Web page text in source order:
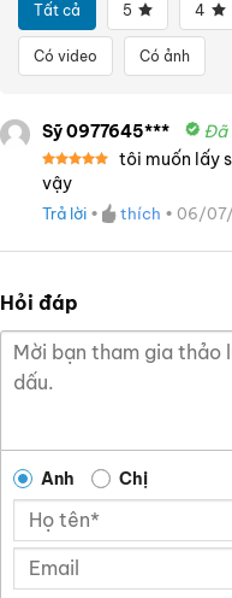
Tất cả 5 4
Có video Có ảnh
Sỹ 0977645*** Đã
Được xếp
hạng
sao
tôi muốn lấy
vậy
Trả lời • thích • 06/07/
Hỏi đáp
Anh Chị